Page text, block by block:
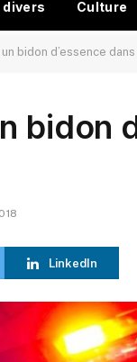
divers Culture
bidon d’essence
bidon
LinkedIn